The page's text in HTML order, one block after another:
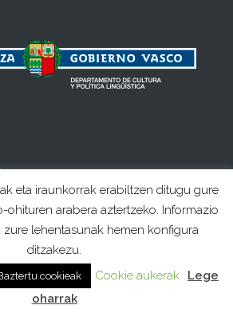
eta iraunkorrak erabiltzen ditugu gure
ohituren arabera aztertzeko. Informazio
lehentasunak hemen konfigura
ditzakezu.
cookieak Cookie aukerak
Lege
oharrak